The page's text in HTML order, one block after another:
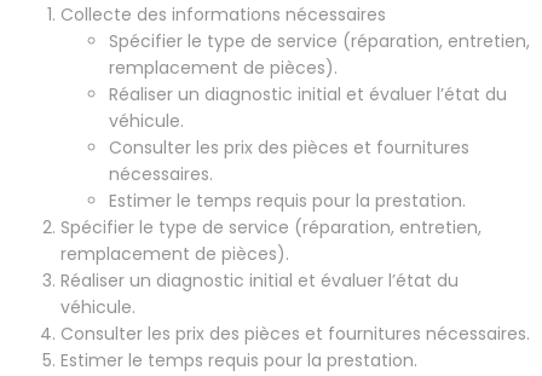
Collecte des informations nécessaires
Spécifier le type de service (réparation, entretien,
remplacement de pièces).
Réaliser un diagnostic initial et évaluer l’état du
véhicule.
Consulter les prix des pièces et fournitures
nécessaires.
Estimer le temps requis pour la prestation.
Spécifier le type de service (réparation, entretien,
remplacement de pièces).
Réaliser un diagnostic initial et évaluer l’état du
véhicule.
Consulter les prix des pièces et fournitures nécessaires.
Estimer le temps requis pour la prestation.